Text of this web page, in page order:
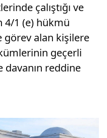
çalıştığı ve
4/1 (e) hükmü
görev alan kişilere
geçerli
davanın reddine